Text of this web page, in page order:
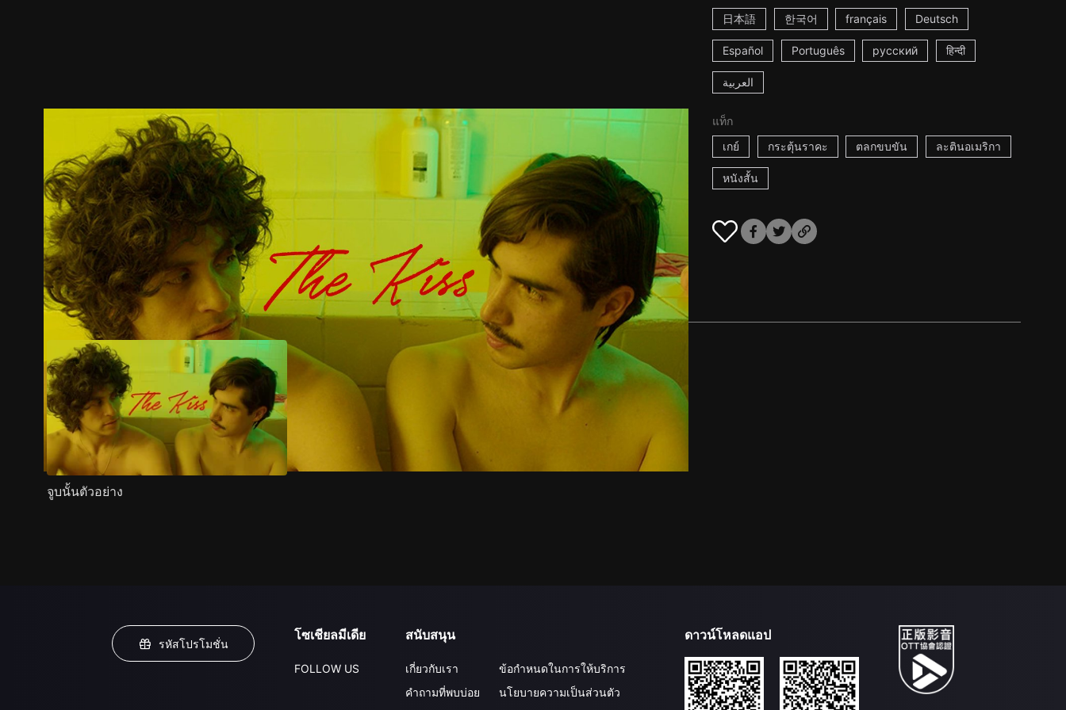
日本語 한국어 français Deutsch
Español Português русский हिन्दी
العربية
แท็ก
เกย์
กระตุ้นราคะ ตลกขบขัน ละตินอเมริกา
หนังสั้น
ตัวอย่าง ภาพนิ่ง เนื้อหาที่แนะนำ รายละเอียด
จูบนั้นตัวอย่าง
รหัสโปรโมชั่น
โซเชียลมีเดีย
FOLLOW US
สนับสนุน
เกี่ยวกับเรา
คำถามที่พบบ่อย
ข้อกำหนดในการให้บริการ
นโยบายความเป็นส่วนตัว
ดาวน์โหลดแอป